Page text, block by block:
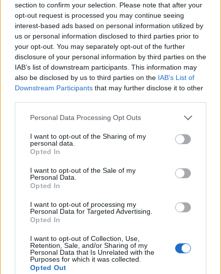
section to confirm your selection. Please note that after your
opt-out request is processed you may continue seeing
interest-based ads based on personal information utilized by
us or personal information disclosed to third parties prior to
your opt-out. You may separately opt-out of the further
disclosure of your personal information by third parties on the
IAB’s list of downstream participants. This information may
also be disclosed by us to third parties on the IAB’s List of
Downstream Participants that may further disclose it to other
Personal Data Processing Opt Outs
I want to opt-out of the Sharing of my
personal data.
Opted In
I want to opt-out of the Sale of my
Personal Data.
Opted In
I want to opt-out of processing my
Personal Data for Targeted Advertising.
Opted In
I want to opt-out of Collection, Use,
Retention, Sale, and/or Sharing of my
Personal Data that Is Unrelated with the
Purposes for which it was collected.
Opted Out
ABBIATEGRASSO
Incidente stradale nella notte ad
Abbiategrasso sulla Statale 494:
quattro feriti, tre sono